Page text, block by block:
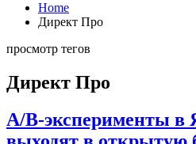
Home
Директ Про
просмотр тегов
Директ Про
A/B-эксперименты в